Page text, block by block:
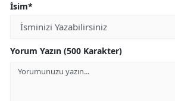
İsim*
Yorum Yazın (500 Karakter)